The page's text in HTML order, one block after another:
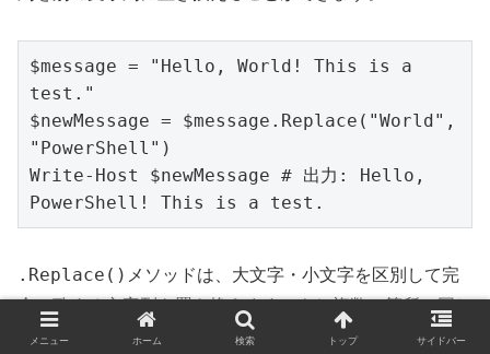
$message = "Hello, World! This is a
test."
$newMessage = $message.Replace("World",
"PowerShell")
Write-Host $newMessage # 出力: Hello,
.Replace() メソッドは、大文字・小文字を区別して完
全一致する文字列を置き換えます。もし複数の箇所に同じ
文字列がある場合、全てが置き換えられます。また、文字
メニュー ホーム 検索 トップ サイドバー